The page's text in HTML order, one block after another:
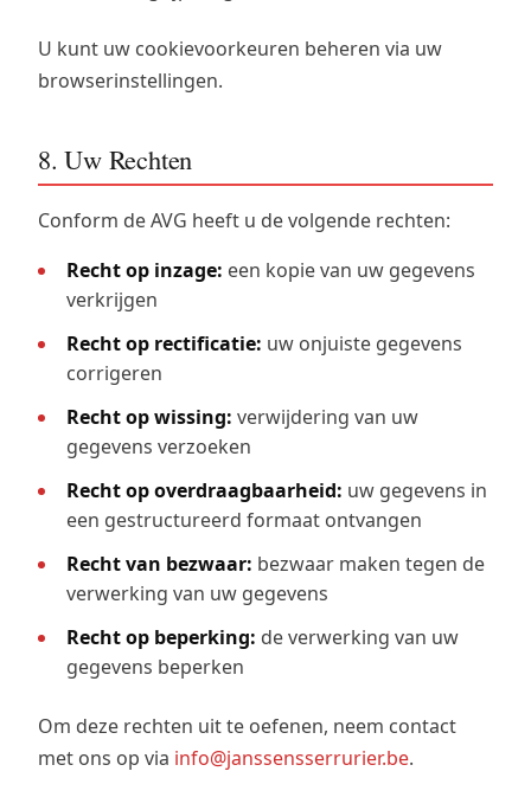
U kunt uw cookievoorkeuren beheren via uw
browserinstellingen.
8. Uw Rechten
Conform de AVG heeft u de volgende rechten:
Recht op inzage: een kopie van uw gegevens
verkrijgen
Recht op rectificatie: uw onjuiste gegevens
corrigeren
Recht op wissing: verwijdering van uw
gegevens verzoeken
Recht op overdraagbaarheid: uw gegevens in
een gestructureerd formaat ontvangen
Recht van bezwaar: bezwaar maken tegen de
verwerking van uw gegevens
Recht op beperking: de verwerking van uw
gegevens beperken
Om deze rechten uit te oefenen, neem contact
met ons op via info@janssensserrurier.be.